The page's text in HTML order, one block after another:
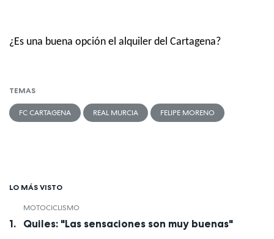
¿Es una buena opción el alquiler del Cartagena?
TEMAS
FC CARTAGENA REAL MURCIA FELIPE MORENO
LO MÁS VISTO
MOTOCICLISMO
Quiles: "Las sensaciones son muy buenas"